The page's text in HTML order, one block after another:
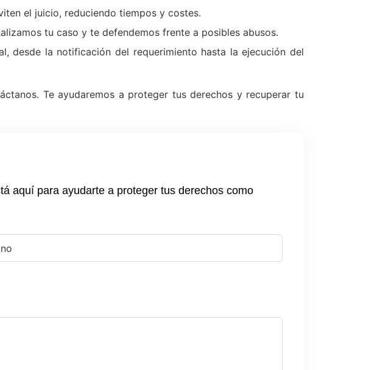
el juicio, reduciendo tiempos y costes.
tu caso y te defendemos frente a posibles abusos.
desde la notificación del requerimiento hasta la ejecución del
Te ayudaremos a proteger tus derechos y recuperar tu
aquí para ayudarte a proteger tus derechos como